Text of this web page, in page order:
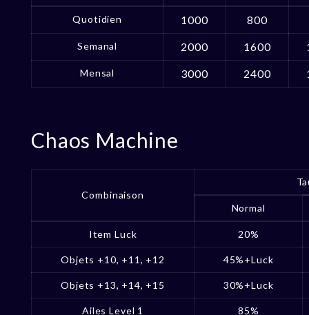
Quotidien 1000 800
Semanal 2000 1600
Mensal 3000 2400
Chaos Machine
Combinaison
Normal
Item Luck 20%
Objets +10, +11, +12 45%+Luck
Objets +13, +14, +15 30%+Luck
Ailes Level 1 85%